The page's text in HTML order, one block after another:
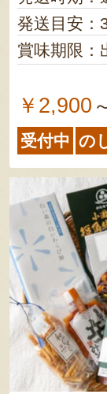
発送目安：
賞味期限：
￥2,900
受付中 の